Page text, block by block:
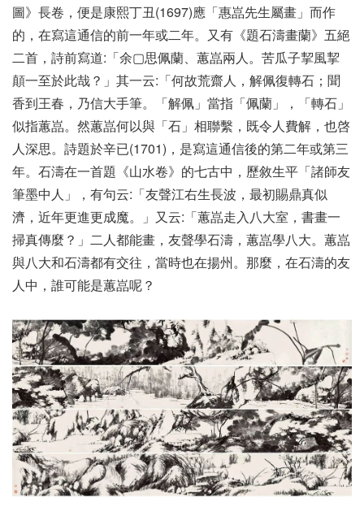
圖》長卷，便是康熙丁丑(1697)應「惠嵓先生屬畫」而作
的，在寫這通信的前一年或二年。又有《題石濤畫蘭》五絕
二首，詩前寫道:「余▢思佩蘭、蕙嵓兩人。苦瓜子挈風挈
顛一至於此哉？」其一云:「何故荒齋人，解佩復轉石；聞
香到王春，乃信大手筆。「解佩」當指「佩蘭」，「轉石」
似指蕙嵓。然蕙嵓何以與「石」相聯繫，既令人費解，也啓
人深思。詩題於辛已(1701)，是寫這通信後的第二年或第三
年。石濤在一首題《山水卷》的七古中，歷敘生平「諸師友
筆墨中人」，有句云:「友聲江右生長波，最初賜鼎真似
濟，近年更進更成魔。」又云:「蕙嵓走入八大室，書畫一
掃真傳麼？」二人都能畫，友聲學石濤，蕙嵓學八大。蕙嵓
與八大和石濤都有交往，當時也在揚州。那麼，在石濤的友
人中，誰可能是蕙嵓呢？